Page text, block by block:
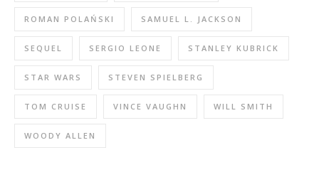
ROMAN POLAŃSKI SAMUEL L. JACKSON
SEQUEL SERGIO LEONE STANLEY KUBRICK
STAR WARS STEVEN SPIELBERG
TOM CRUISE VINCE VAUGHN WILL SMITH
WOODY ALLEN